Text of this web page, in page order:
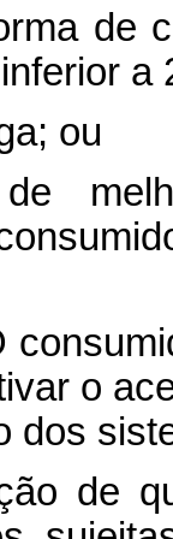
de
a
ou
o
dos
de